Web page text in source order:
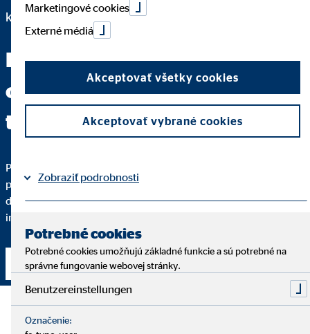
krajský riaditeľ pre OVB Allfinanz Slovensko a.s.
Keď dokážete jasne položiť
otázku, máte za sebou dve
tretiny cesty k odpovedi.
Pre kvalitné finančné sprostredkovanie je dôležité, aby ste
pochopili každý krok. Podrobne vám vysvetlím, prečo vám
dané finančné riešenie odporúčam a do akej miery spĺňa vaše
individuálne požiadavky.
Nadviazať kontakt
Marketingové cookies
Externé médiá
Akceptovať všetky cookies
Akceptovať vybrané cookies
Zobraziť podrobnosti
Potrebné cookies
Potrebné cookies umožňujú základné funkcie a sú potrebné na
správne fungovanie webovej stránky.
Benutzereinstellungen
Označenie: